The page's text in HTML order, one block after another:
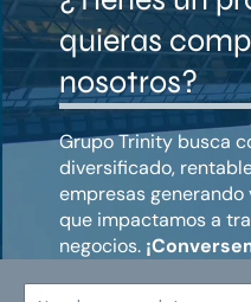
quieras
nosotros?
Grupo Trinity busca
diversificado,
empresas
que impactamos a
negocios.